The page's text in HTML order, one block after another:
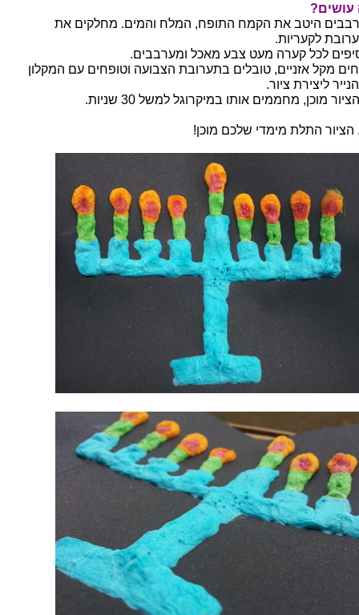
היטב את הקמח התופח, המלח והמים. מחלקים את
לקעריות.
לכל קערה מעט צבע מאכל ומערבבים.
מקל אזניים, טובלים בתערובת הצבועה וטופחים עם המקלון
ליצירת ציור.
מוכן, מחממים אותו במיקרוגל למשל 30 שניות.
הציור התלת מימדי שלכם מוכן!